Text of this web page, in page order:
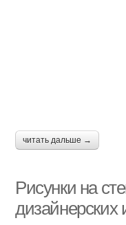
читать дальше →
Рисунки на
дизайнерских